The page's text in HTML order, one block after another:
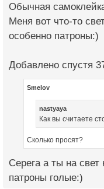
Обычная
Меня вот что-то
особенно патроны:)
Добавлено спустя
Smelov
nastyaya
Как вы считаете
Сколько просят?
Серега а ты на
патроны голые:)